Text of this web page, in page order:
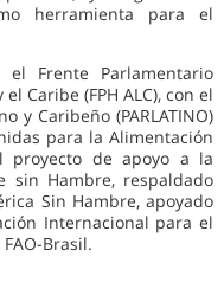
herramienta para el
Frente Parlamentario
Caribe (FPH ALC), con el
y Caribeño (PARLATINO)
para la Alimentación
proyecto de apoyo a la
sin Hambre, respaldado
Sin Hambre, apoyado
Internacional para el
Brasil.